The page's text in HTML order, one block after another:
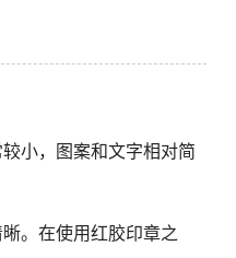
小，图案和文字相对简
。在使用红胶印章之